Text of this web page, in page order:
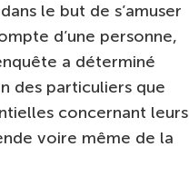
le but de s’amuser
d’une personne,
a déterminé
des particuliers que
concernant leurs
voire même de la